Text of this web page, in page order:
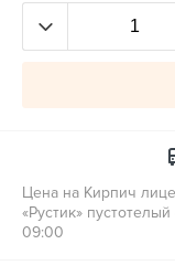
Цена на Кирпич
«Рустик»
09:00